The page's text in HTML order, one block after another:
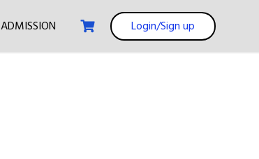
ADMISSION Login/Sign up